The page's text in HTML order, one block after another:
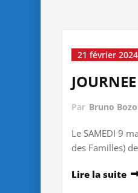
21 février 2024
Par Bruno
Le SAMEDI 9
des Familles)
Lire la suite